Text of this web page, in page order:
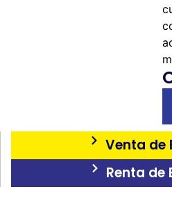
Venta de
Renta de